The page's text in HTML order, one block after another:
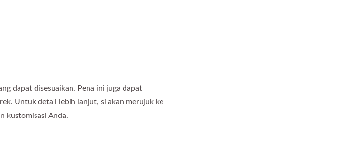
dapat disesuaikan. Pena ini juga dapat
Untuk detail lebih lanjut, silakan merujuk ke
kustomisasi Anda.